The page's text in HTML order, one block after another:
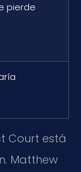
pierde
Court está
Matthew